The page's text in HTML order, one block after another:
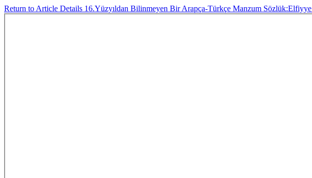
Return to Article Details 16.Yüzyıldan Bilinmeyen Bir Arapça-Türkçe Manzum Sözlük:Elfiyye